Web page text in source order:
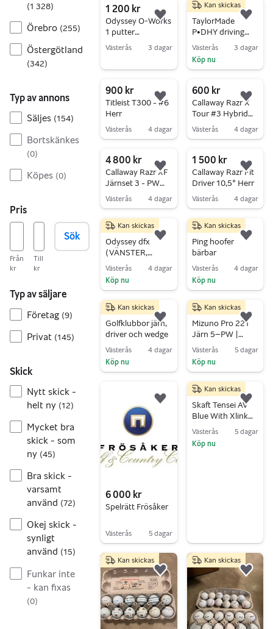
(1 328)
Örebro (255)
Östergötland
(342)
Typ av annons
Säljes (154)
Bortskänkes
(0)
Köpes (0)
Pris
Från
kr
Till
kr
Sök
Typ av säljare
Företag (9)
Privat (145)
Skick
Nytt skick -
helt ny (12)
Mycket bra
skick - som
ny (45)
Bra skick -
varsamt
använd (72)
Okej skick -
synligt
använd (15)
Funkar inte
- kan fixas
(0)
1 200 kr
Odyssey O-Works
1 putter
SuperStroke
Västerås 3 dagar
Lägg till i favoriter.
2 000 kr
TaylorMade
P•DHY driving
iron 3 20 gr. med
Recoil-skaft
Västerås
3 dagar
Köp nu
Kan skickas
900 kr
Titleist T300 - #6
Herr
Västerås 4 dagar
Lägg till i favoriter.
600 kr
Callaway Razr X
Tour #3 Hybrid
21° Herr
Västerås 4 dagar
4 800 kr
Callaway Razr XF
Järnset 3 - PW
Herr
Västerås 4 dagar
Lägg till i favoriter.
1 500 kr
Callaway Razr Fit
Driver 10,5° Herr
Västerås 4 dagar
1 250 kr
Odyssey dfx
(VÄNSTER,
oanvänd!)
Västerås
4 dagar
Köp nu
Kan skickas
Lägg till i favoriter.
2 000 kr
Ping hoofer
bärbar
Västerås
4 dagar
Köp nu
Kan skickas
450 kr
Golfklubbor järn,
driver och wedge
Västerås
4 dagar
Köp nu
Kan skickas
Lägg till i favoriter.
19 995 kr
Mizuno Pro 221
Järn 5–PW |
Driver | FW |
Hybrid | Scotty
Cameron | OGIO
Västerås
5 dagar
Köp nu
Kan skickas
6 000 kr
Spelrätt Frösåker
Västerås 5 dagar
Lägg till i favoriter.
600 kr
Skaft Tensei AV
Blue With Xlink
Tech 75g Regular
Västerås
5 dagar
Köp nu
Kan skickas
Kan skickas
Lägg till i favoriter.
Kan skickas